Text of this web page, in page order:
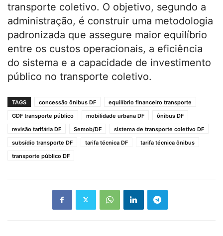
transporte coletivo. O objetivo, segundo a
administração, é construir uma metodologia
padronizada que assegure maior equilíbrio
entre os custos operacionais, a eficiência
do sistema e a capacidade de investimento
público no transporte coletivo.
TAGS concessão ônibus DF
equilíbrio financeiro transporte
GDF transporte público
mobilidade urbana DF
ônibus DF
revisão tarifária DF
Semob/DF
sistema de transporte coletivo DF
subsídio transporte DF
tarifa técnica DF
tarifa técnica ônibus
transporte público DF